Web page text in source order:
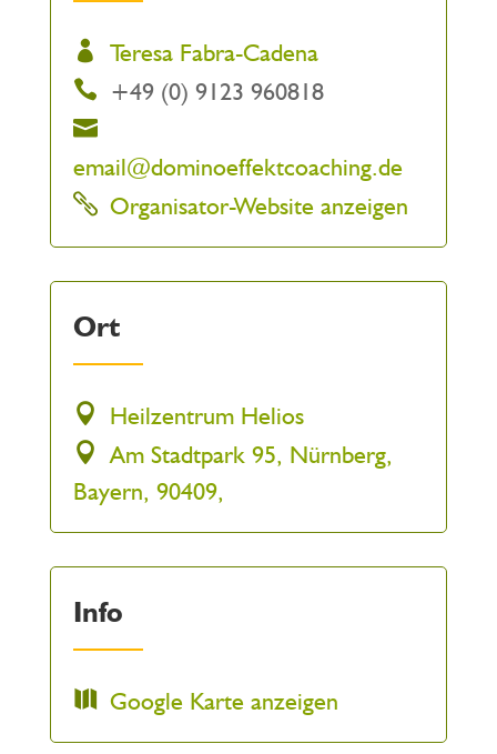
Teresa Fabra-Cadena
+49 (0) 9123 960818
email@dominoeffektcoaching.de
Organisator-Website anzeigen
Ort
Heilzentrum Helios
Am Stadtpark 95, Nürnberg,
Bayern, 90409,
Info
Google Karte anzeigen